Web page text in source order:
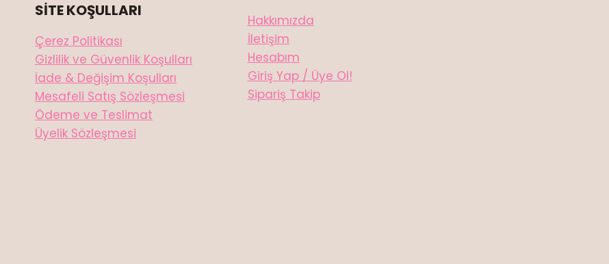
SİTE KOŞULLARI
Çerez Politikası
Gizlilik ve Güvenlik Koşulları
İade & Değişim Koşulları
Mesafeli Satış Sözleşmesi
Ödeme ve Teslimat
Üyelik Sözleşmesi
Hakkımızda
İletişim
Hesabım
Giriş Yap / Üye Ol!
Sipariş Takip